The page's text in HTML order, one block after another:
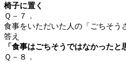
椅子に置く
Ｑ－７．
食事をいただいた人の「ごちそう
答え
「食事はごちそうではなかったと
Ｑ－８．